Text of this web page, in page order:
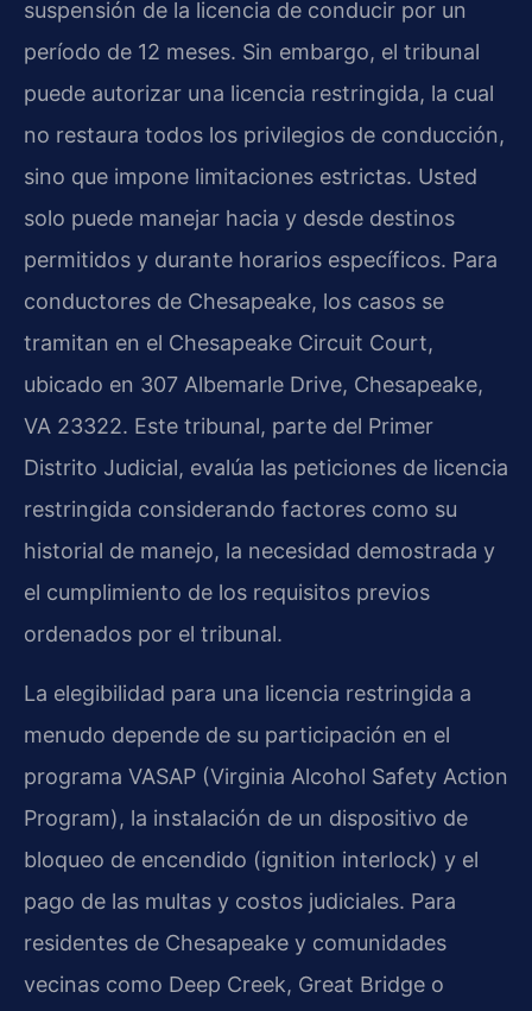
suspensión de la licencia de conducir por un
período de 12 meses. Sin embargo, el tribunal
puede autorizar una licencia restringida, la cual
no restaura todos los privilegios de conducción,
sino que impone limitaciones estrictas. Usted
solo puede manejar hacia y desde destinos
permitidos y durante horarios específicos. Para
conductores de Chesapeake, los casos se
tramitan en el Chesapeake Circuit Court,
ubicado en 307 Albemarle Drive, Chesapeake,
VA 23322. Este tribunal, parte del Primer
Distrito Judicial, evalúa las peticiones de licencia
restringida considerando factores como su
historial de manejo, la necesidad demostrada y
el cumplimiento de los requisitos previos
ordenados por el tribunal.
La elegibilidad para una licencia restringida a
menudo depende de su participación en el
programa VASAP (Virginia Alcohol Safety Action
Program), la instalación de un dispositivo de
bloqueo de encendido (ignition interlock) y el
pago de las multas y costos judiciales. Para
residentes de Chesapeake y comunidades
vecinas como Deep Creek, Great Bridge o